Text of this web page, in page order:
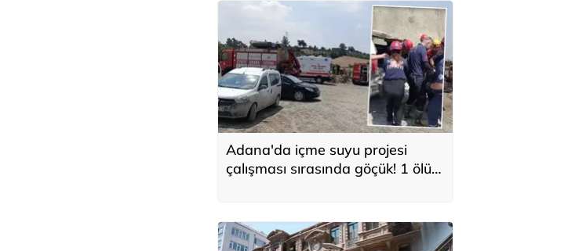
Adana'da içme suyu projesi
çalışması sırasında göçük! 1 ölü,